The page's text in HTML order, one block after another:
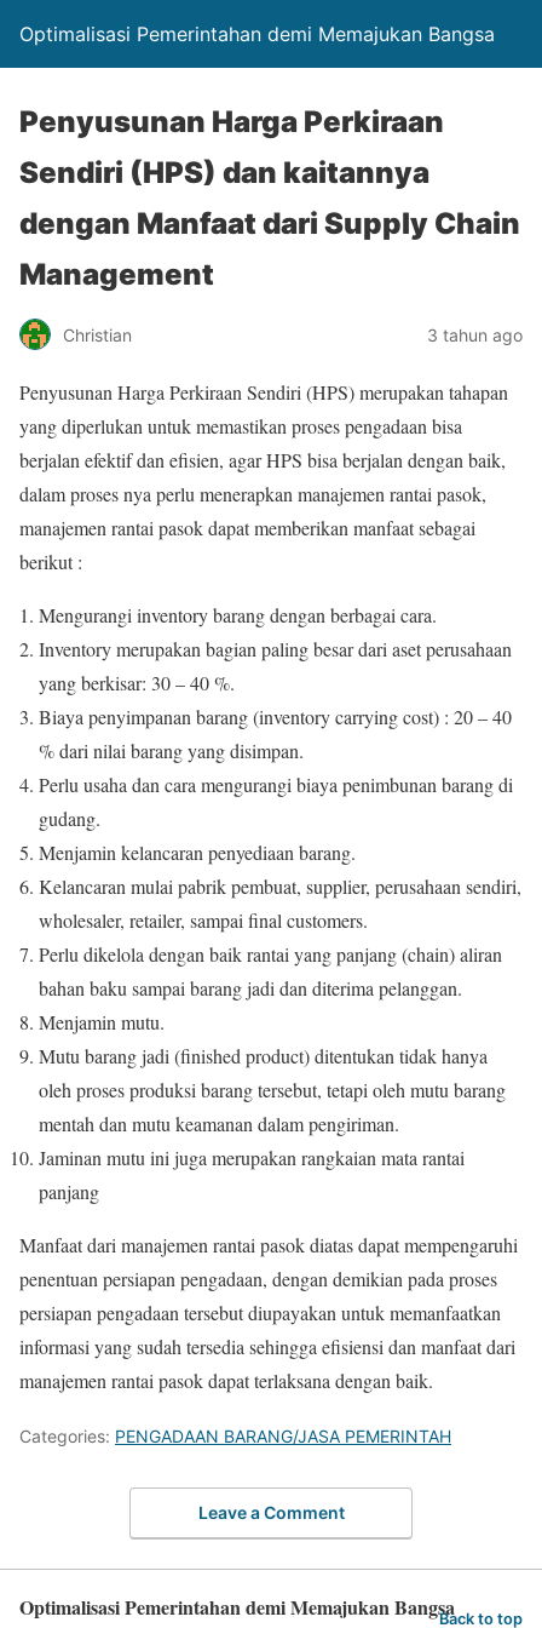
Optimalisasi Pemerintahan demi Memajukan Bangsa
Penyusunan Harga Perkiraan
Sendiri (HPS) dan kaitannya
dengan Manfaat dari Supply Chain
Management
Christian 3 tahun ago
Penyusunan Harga Perkiraan Sendiri (HPS) merupakan tahapan
yang diperlukan untuk memastikan proses pengadaan bisa
berjalan efektif dan efisien, agar HPS bisa berjalan dengan baik,
dalam proses nya perlu menerapkan manajemen rantai pasok,
manajemen rantai pasok dapat memberikan manfaat sebagai
berikut :
Mengurangi inventory barang dengan berbagai cara.
Inventory merupakan bagian paling besar dari aset perusahaan
yang berkisar: 30 – 40 %.
Biaya penyimpanan barang (inventory carrying cost) : 20 – 40
% dari nilai barang yang disimpan.
Perlu usaha dan cara mengurangi biaya penimbunan barang di
gudang.
Menjamin kelancaran penyediaan barang.
Kelancaran mulai pabrik pembuat, supplier, perusahaan sendiri,
wholesaler, retailer, sampai final customers.
Perlu dikelola dengan baik rantai yang panjang (chain) aliran
bahan baku sampai barang jadi dan diterima pelanggan.
Menjamin mutu.
Mutu barang jadi (finished product) ditentukan tidak hanya
oleh proses produksi barang tersebut, tetapi oleh mutu barang
mentah dan mutu keamanan dalam pengiriman.
Jaminan mutu ini juga merupakan rangkaian mata rantai
panjang
Manfaat dari manajemen rantai pasok diatas dapat mempengaruhi
penentuan persiapan pengadaan, dengan demikian pada proses
persiapan pengadaan tersebut diupayakan untuk memanfaatkan
informasi yang sudah tersedia sehingga efisiensi dan manfaat dari
manajemen rantai pasok dapat terlaksana dengan baik.
Categories: PENGADAAN BARANG/JASA PEMERINTAH
Leave a Comment
Optimalisasi Pemerintahan demi Memajukan BangsaBack to top